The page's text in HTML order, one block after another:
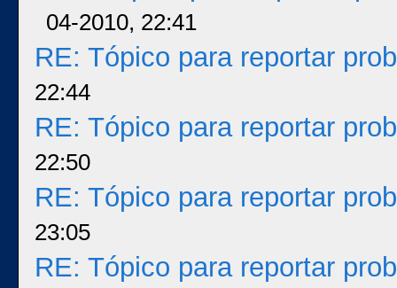
04-2010, 22:41
RE: Tópico para reportar
22:44
RE: Tópico para reportar
22:50
RE: Tópico para reportar
23:05
RE: Tópico para reportar